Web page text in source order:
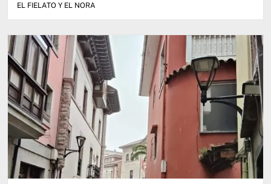
EL FIELATO Y EL NORA